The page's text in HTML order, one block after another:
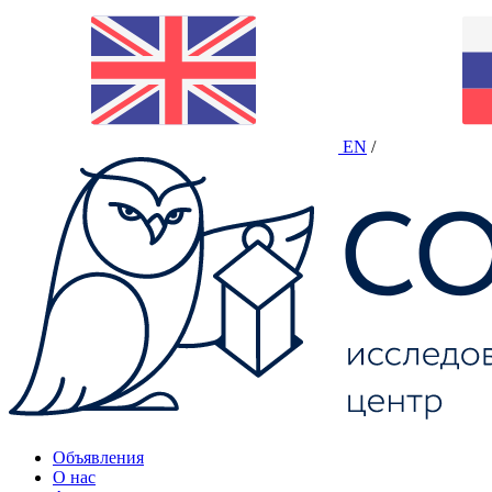
EN /
Объявления
О нас